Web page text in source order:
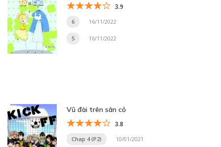
3.9
6 16/11/2022
5 16/11/2022
Vũ đài trên sân cỏ
3.8
Chap 4 (P2) 10/01/2021